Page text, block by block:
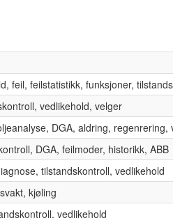
feil, feilstatistikk, funksjoner,
vedlikehold, velger
DGA, aldring, regenrering,
DGA, feilmoder, historikk, ABB
tilstandskontroll, vedlikehold
kjøling
vedlikehold